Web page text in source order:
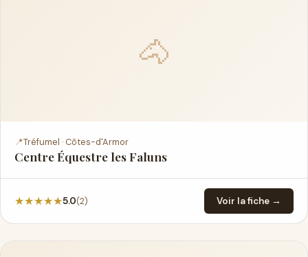
🐴
📍Tréfumel · Côtes-d'Armor
Centre Équestre les Faluns
★★★★★5.0(2) Voir la fiche →